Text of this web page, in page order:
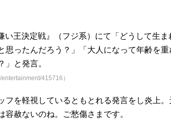
い王決定戦』（フジ系）にて「どうして生ま
思ったんだろう？」「大人になって年齢を
」と発言。
415716）
を軽視しているともとれる発言をし炎上。
赦ないのね。ご愁傷さまです。